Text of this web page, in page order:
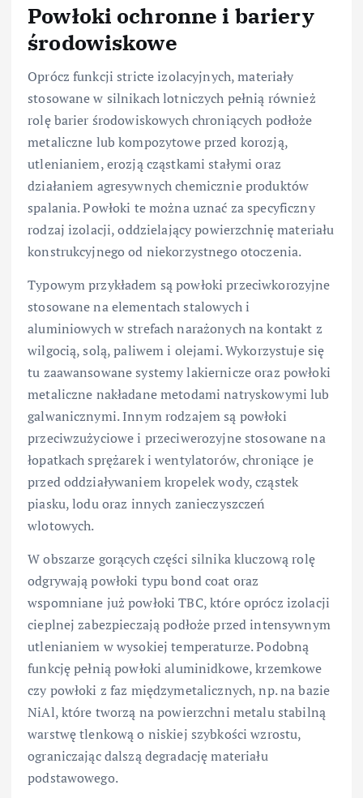
Powłoki ochronne i bariery
środowiskowe
Oprócz funkcji stricte izolacyjnych, materiały
stosowane w silnikach lotniczych pełnią również
rolę barier środowiskowych chroniących podłoże
metaliczne lub kompozytowe przed korozją,
utlenianiem, erozją cząstkami stałymi oraz
działaniem agresywnych chemicznie produktów
spalania. Powłoki te można uznać za specyficzny
rodzaj izolacji, oddzielający powierzchnię materiału
konstrukcyjnego od niekorzystnego otoczenia.
Typowym przykładem są powłoki przeciwkorozyjne
stosowane na elementach stalowych i
aluminiowych w strefach narażonych na kontakt z
wilgocią, solą, paliwem i olejami. Wykorzystuje się
tu zaawansowane systemy lakiernicze oraz powłoki
metaliczne nakładane metodami natryskowymi lub
galwanicznymi. Innym rodzajem są powłoki
przeciwzużyciowe i przeciwerozyjne stosowane na
łopatkach sprężarek i wentylatorów, chroniące je
przed oddziaływaniem kropelek wody, cząstek
piasku, lodu oraz innych zanieczyszczeń
wlotowych.
W obszarze gorących części silnika kluczową rolę
odgrywają powłoki typu bond coat oraz
wspomniane już powłoki TBC, które oprócz izolacji
cieplnej zabezpieczają podłoże przed intensywnym
utlenianiem w wysokiej temperaturze. Podobną
funkcję pełnią powłoki aluminidkowe, krzemkowe
czy powłoki z faz międzymetalicznych, np. na bazie
NiAl, które tworzą na powierzchni metalu stabilną
warstwę tlenkową o niskiej szybkości wzrostu,
ograniczając dalszą degradację materiału
podstawowego.